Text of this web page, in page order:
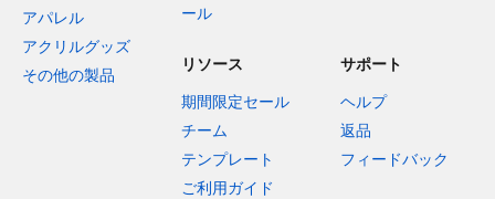
アパレル
アクリルグッズ
その他の製品
ール
リソース
期間限定セール
チーム
テンプレート
ご利用ガイド
サポート
ヘルプ
返品
フィードバック